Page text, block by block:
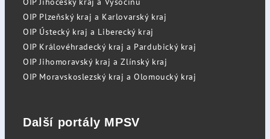
OIP Plzeňský kraj a Karlovarský kraj
OIP Ústecký kraj a Liberecký kraj
OIP Královéhradecký kraj a Pardubický kraj
OIP Jihomoravský kraj a Zlínský kraj
OIP Moravskoslezský kraj a Olomoucký kraj
Další portály MPSV